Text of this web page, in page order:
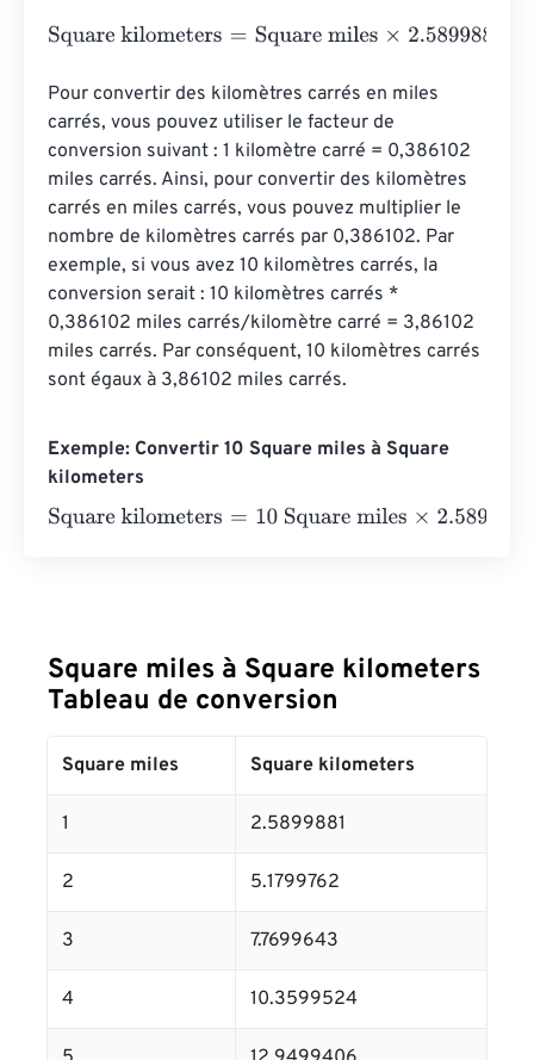
Square kilometers=Square miles×2.589988110336
Pour convertir des kilomètres carrés en miles
carrés, vous pouvez utiliser le facteur de
conversion suivant : 1 kilomètre carré = 0,386102
miles carrés. Ainsi, pour convertir des kilomètres
carrés en miles carrés, vous pouvez multiplier le
nombre de kilomètres carrés par 0,386102. Par
exemple, si vous avez 10 kilomètres carrés, la
conversion serait : 10 kilomètres carrés *
0,386102 miles carrés/kilomètre carré = 3,86102
miles carrés. Par conséquent, 10 kilomètres carrés
sont égaux à 3,86102 miles carrés.
Exemple: Convertir 10 Square miles à Square
kilometers
Square kilometers=10 Square miles ×2.589988110336
Square miles à Square kilometers
Tableau de conversion
Square miles Square kilometers
1 2.5899881
2 5.1799762
3 7.7699643
4 10.3599524